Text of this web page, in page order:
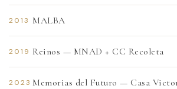
Óseo. Ambas hijas de médicos,
industrial en piezas que homenajean
2013 MALBA
de Buenos Aires. La colaboración
nivel institucional.
2019 Reinos — MNAD + CC Recoleta
Decorativo: instalaciones inmersivas
2023 Memorias del Futuro — Casa